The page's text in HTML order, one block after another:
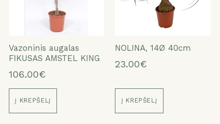
Vazoninis augalas
FIKUSAS AMSTEL KING
106.00€
Į KREPŠELĮ
NOLINA, 14Ø 40cm
23.00€
Į KREPŠELĮ